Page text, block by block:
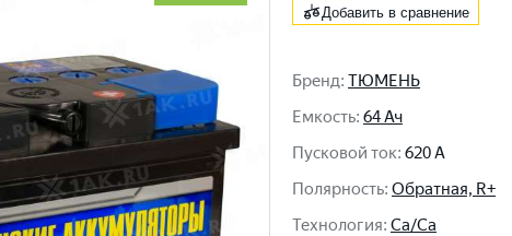
Добавить в сравнение
Бренд: ТЮМЕНЬ
Емкость: 64 Ач
Пусковой ток: 620 A
Полярность: Обратная, R+
Технология: Ca/Ca